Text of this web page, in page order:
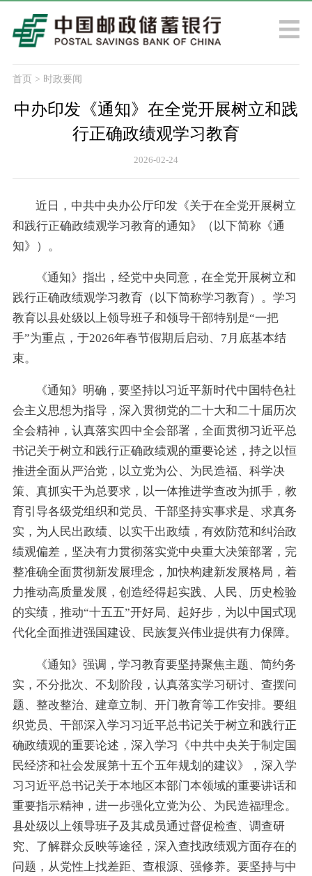
首页> 时政要闻
中办印发《通知》在全党开展树立和践
行正确政绩观学习教育
2026-02-24
近日，中共中央办公厅印发《关于在全党开展树立
和践行正确政绩观学习教育的通知》（以下简称《通
知》）。
《通知》指出，经党中央同意，在全党开展树立和
践行正确政绩观学习教育（以下简称学习教育）。学习
教育以县处级以上领导班子和领导干部特别是“一把
手”为重点，于2026年春节假期后启动、7月底基本结
束。
《通知》明确，要坚持以习近平新时代中国特色社
会主义思想为指导，深入贯彻党的二十大和二十届历次
全会精神，认真落实四中全会部署，全面贯彻习近平总
书记关于树立和践行正确政绩观的重要论述，持之以恒
推进全面从严治党，以立党为公、为民造福、科学决
策、真抓实干为总要求，以一体推进学查改为抓手，教
育引导各级党组织和党员、干部坚持实事求是、求真务
实，为人民出政绩、以实干出政绩，有效防范和纠治政
绩观偏差，坚决有力贯彻落实党中央重大决策部署，完
整准确全面贯彻新发展理念，加快构建新发展格局，着
力推动高质量发展，创造经得起实践、人民、历史检验
的实绩，推动“十五五”开好局、起好步，为以中国式现
代化全面推进强国建设、民族复兴伟业提供有力保障。
《通知》强调，学习教育要坚持聚焦主题、简约务
实，不分批次、不划阶段，认真落实学习研讨、查摆问
题、整改整治、建章立制、开门教育等工作安排。要组
织党员、干部深入学习习近平总书记关于树立和践行正
确政绩观的重要论述，深入学习《中共中央关于制定国
民经济和社会发展第十五个五年规划的建议》，深入学
习习近平总书记关于本地区本部门本领域的重要讲话和
重要指示精神，进一步强化立党为公、为民造福理念。
县处级以上领导班子及其成员通过督促检查、调查研
究、了解群众反映等途径，深入查找政绩观方面存在的
问题，从党性上找差距、查根源、强修养。要坚持与中